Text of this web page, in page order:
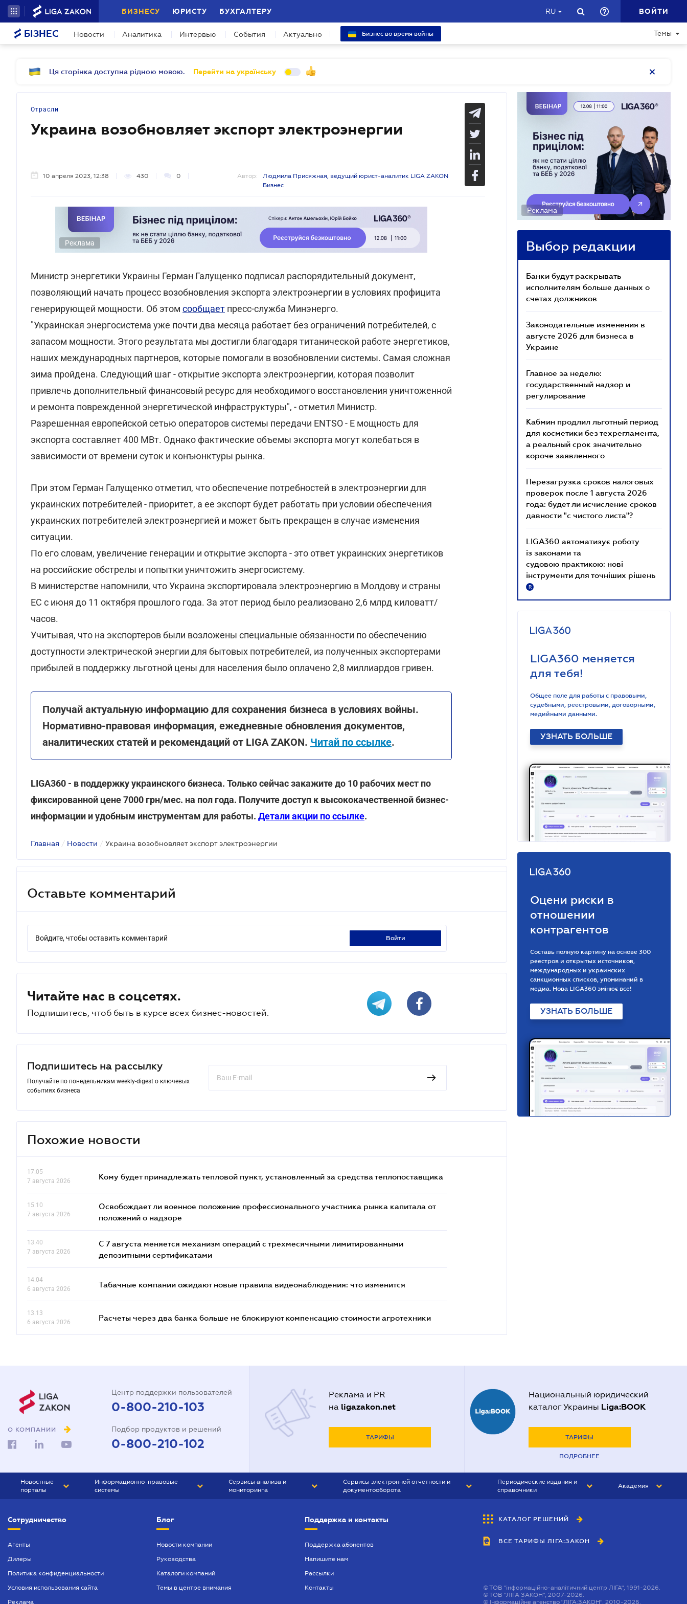
БИЗНЕСУ ЮРИСТУ БУХГАЛТЕРУ RU ВОЙТИ
БІЗНЕС Новости Аналитика Интервью События Актуально Бизнес во время войны Темы
Ця сторінка доступна рідною мовою. Перейти на українську
Отрасли
Украина возобновляет экспорт электроэнергии
10 апреля 2023, 12:38 430 0 Автор:
Людмила Присяжная, ведущий юрист-аналитик LIGA ZAKON
Бизнес
Реклама
Министр энергетики Украины Герман Галущенко подписал распорядительный документ,
позволяющий начать процесс возобновления экспорта электроэнергии в условиях профицита
генерирующей мощности. Об этом сообщает пресс-служба Минэнерго.
"Украинская энергосистема уже почти два месяца работает без ограничений потребителей, с
запасом мощности. Этого результата мы достигли благодаря титанической работе энергетиков,
наших международных партнеров, которые помогали в возобновлении системы. Самая сложная
зима пройдена. Следующий шаг - открытие экспорта электроэнергии, которая позволит
привлечь дополнительный финансовый ресурс для необходимого восстановления уничтоженной
и ремонта поврежденной энергетической инфраструктуры", - отметил Министр.
Разрешенная европейской сетью операторов системы передачи ENTSO - E мощность для
экспорта составляет 400 МВт. Однако фактические объемы экспорта могут колебаться в
зависимости от времени суток и конъюнктуры рынка.
При этом Герман Галущенко отметил, что обеспечение потребностей в электроэнергии для
украинских потребителей - приоритет, а ее экспорт будет работать при условии обеспечения
украинских потребителей электроэнергией и может быть прекращен в случае изменения
ситуации.
По его словам, увеличение генерации и открытие экспорта - это ответ украинских энергетиков
на российские обстрелы и попытки уничтожить энергосистему.
В министерстве напомнили, что Украина экспортировала электроэнергию в Молдову и страны
ЕС с июня до 11 октября прошлого года. За этот период было реализовано 2,6 млрд киловатт/
часов.
Учитывая, что на экспортеров были возложены специальные обязанности по обеспечению
доступности электрической энергии для бытовых потребителей, из полученных экспортерами
прибылей в поддержку льготной цены для населения было оплачено 2,8 миллиардов гривен.
Получай актуальную информацию для сохранения бизнеса в условиях войны.
Нормативно-правовая информация, ежедневные обновления документов,
аналитических статей и рекомендаций от LIGA ZAKON. Читай по ссылке.
LIGA360 - в поддержку украинского бизнеса. Только сейчас закажите до 10 рабочих мест по
фиксированной цене 7000 грн/мес. на пол года. Получите доступ к высококачественной бизнес-
информации и удобным инструментам для работы. Детали акции по ссылке.
Главная / Новости / Украина возобновляет экспорт электроэнергии
Оставьте комментарий
Войдите, чтобы оставить комментарий войти
Читайте нас в соцсетях.
Подпишитесь, чтоб быть в курсе всех бизнес-новостей.
Подпишитесь на рассылку
Получайте по понедельникам weekly-digest о ключевых
событиях бизнеса
Похожие новости
17.05
7 августа 2026
Кому будет принадлежать тепловой пункт, установленный за средства теплопоставщика
15.10
7 августа 2026
Освобождает ли военное положение профессионального участника рынка капитала от
положений о надзоре
13.40
7 августа 2026
С 7 августа меняется механизм операций с трехмесячными лимитированными
депозитными сертификатами
14.04
6 августа 2026
Табачные компании ожидают новые правила видеонаблюдения: что изменится
13.13
6 августа 2026
Расчеты через два банка больше не блокируют компенсацию стоимости агротехники
Реклама
Выбор редакции
Банки будут раскрывать
исполнителям больше данных о
счетах должников
Законодательные изменения в
августе 2026 для бизнеса в
Украине
Главное за неделю:
государственный надзор и
регулирование
Кабмин продлил льготный период
для косметики без техрегламента,
а реальный срок значительно
короче заявленного
Перезагрузка сроков налоговых
проверок после 1 августа 2026
года: будет ли исчисление сроков
давности "с чистого листа"?
LIGA360 автоматизує роботу
із законами та
судовою практикою: нові
інструменти для точніших рішень
R
LIGA360 меняется
для тебя!
Общее поле для работы с правовыми,
судебными, реестровыми, договорными,
медийными данными.
УЗНАТЬ БОЛЬШЕ
Оцени риски в
отношении
контрагентов
Составь полную картину на основе 300
реестров и открытых источников,
международных и украинских
санкционных списков, упоминаний в
медиа. Нова LIGA360 змінює все!
УЗНАТЬ БОЛЬШЕ
О КОМПАНИИ
Центр поддержки пользователей
0-800-210-103
Подбор продуктов и решений
0-800-210-102
Реклама и PR
на ligazakon.net
ТАРИФЫ
Национальный юридический
каталог Украины Liga:BOOK
ТАРИФЫ
ПОДРОБНЕЕ
Новостные
порталы
БИЗНЕС
Информационно-правовые
системы
БУХГАЛТЕР ПРОФ
ЮРИСТ ПРОФ
Сервисы анализа и
мониторинга
Сервисы электронной отчетности и
документооборота
Периодические издания и
справочники
БУХГАЛТЕР&ЗАКОН
ВЕСТНИК МСФО
Академия
Сотрудничество
Агенты
Дилеры
Политика конфиденциальности
Условия использования сайта
Реклама
Блог
Новости компании
Руководства
Каталоги компаний
Темы в центре внимания
Поддержка и контакты
Поддержка абонентов
Напишите нам
Рассылки
Контакты
КАТАЛОГ РЕШЕНИЙ
ВСЕ ТАРИФЫ ЛІГА:ЗАКОН
©ТОВ "інформаційно-аналітичний центр ЛІГА", 1991-2026.
©ТОВ "ЛІГА ЗАКОН", 2007-2026.
© Інформаційне агенство "ЛІГА:ЗАКОН", 2010-2026.